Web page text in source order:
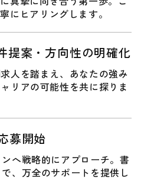
にヒアリングします。
提案・方向性の明確化
人を踏まえ、あなたの強み
リアの可能性を共に探りま
募開始
へ戦略的にアプローチ。書
、万全のサポートを提供し